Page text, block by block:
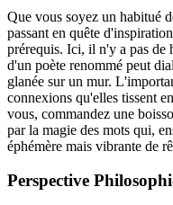
Que vous soyez un habitué
passant en quête
prérequis. Ici, il n'y a pas de
d'un poète renommé peut
glanée sur un mur.
connexions qu'elles tissent
vous, commandez une
par la magie des mots qui,
éphémère mais vibrante de
Perspective